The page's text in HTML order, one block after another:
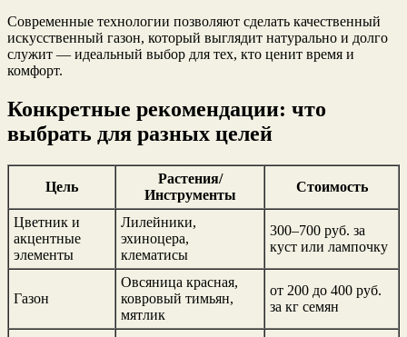
Современные технологии позволяют сделать качественный
искусственный газон, который выглядит натурально и долго
служит — идеальный выбор для тех, кто ценит время и
комфорт.
Конкретные рекомендации: что
выбрать для разных целей
Цель
Растения/
Инструменты
Стоимость
Цветник и
акцентные
элементы
Лилейники,
эхиноцера,
клематисы
300–700 руб. за
куст или лампочку
Газон
Овсяница красная,
ковровый тимьян,
мятлик
от 200 до 400 руб.
за кг семян